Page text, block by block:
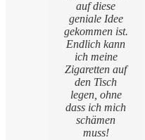
auf diese
geniale Idee
gekommen ist.
Endlich kann
ich meine
Zigaretten auf
den Tisch
legen, ohne
dass ich mich
schämen
muss!